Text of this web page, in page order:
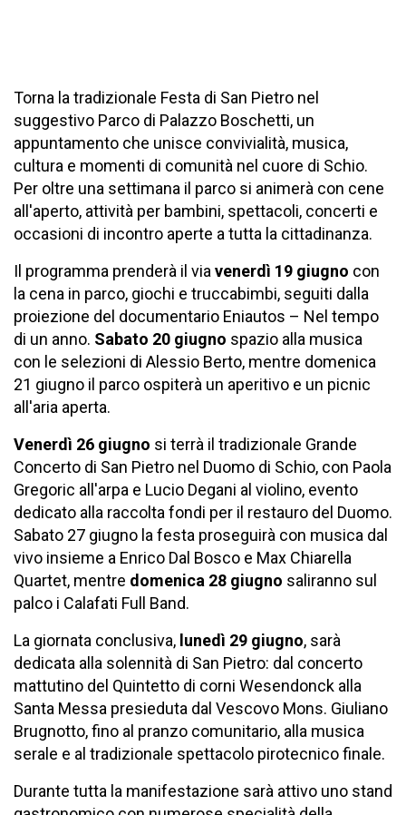
Torna la tradizionale Festa di San Pietro nel
suggestivo Parco di Palazzo Boschetti, un
appuntamento che unisce convivialità, musica,
cultura e momenti di comunità nel cuore di Schio.
Per oltre una settimana il parco si animerà con cene
all'aperto, attività per bambini, spettacoli, concerti e
occasioni di incontro aperte a tutta la cittadinanza.
Il programma prenderà il via venerdì 19 giugno con
la cena in parco, giochi e truccabimbi, seguiti dalla
proiezione del documentario Eniautos – Nel tempo
di un anno. Sabato 20 giugno spazio alla musica
con le selezioni di Alessio Berto, mentre domenica
21 giugno il parco ospiterà un aperitivo e un picnic
all'aria aperta.
Venerdì 26 giugno si terrà il tradizionale Grande
Concerto di San Pietro nel Duomo di Schio, con Paola
Gregoric all'arpa e Lucio Degani al violino, evento
dedicato alla raccolta fondi per il restauro del Duomo.
Sabato 27 giugno la festa proseguirà con musica dal
vivo insieme a Enrico Dal Bosco e Max Chiarella
Quartet, mentre domenica 28 giugno saliranno sul
palco i Calafati Full Band.
La giornata conclusiva, lunedì 29 giugno, sarà
dedicata alla solennità di San Pietro: dal concerto
mattutino del Quintetto di corni Wesendonck alla
Santa Messa presieduta dal Vescovo Mons. Giuliano
Brugnotto, fino al pranzo comunitario, alla musica
serale e al tradizionale spettacolo pirotecnico finale.
Durante tutta la manifestazione sarà attivo uno stand